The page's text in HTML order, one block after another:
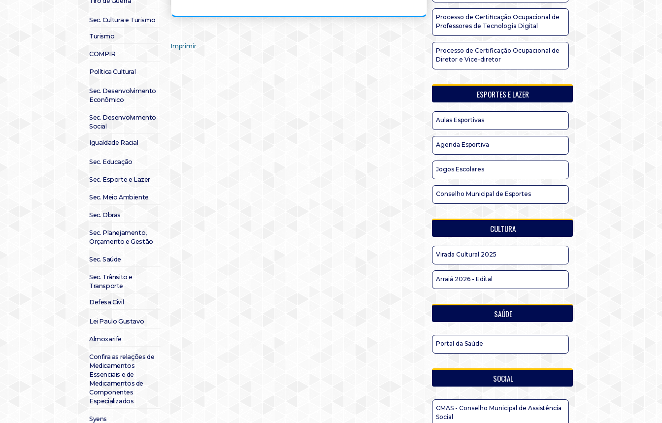
Sec. Cultura e Turismo
Turismo
COMPIR
Política Cultural
Sec. Desenvolvimento
Econômico
Sec. Desenvolvimento
Social
Igualdade Racial
Sec. Educação
Sec. Esporte e Lazer
Sec. Meio Ambiente
Sec. Obras
Sec. Planejamento,
Orçamento e Gestão
Sec. Saúde
Sec. Trânsito e
Transporte
Defesa Civil
Lei Paulo Gustavo
Almoxarife
Confira as relações de
Medicamentos
Essenciais e de
Medicamentos de
Componentes
Especializados
Syens
Imprimir
Processo de Certificação Ocupacional de
Professores de Tecnologia Digital
Processo de Certificação Ocupacional de
Diretor e Vice-diretor
ESPORTES E LAZER
Aulas Esportivas
Agenda Esportiva
Jogos Escolares
Conselho Municipal de Esportes
CULTURA
Virada Cultural 2025
Arraiá 2026 - Edital
SAÚDE
Portal da Saúde
SOCIAL
CMAS - Conselho Municipal de Assistência
Social